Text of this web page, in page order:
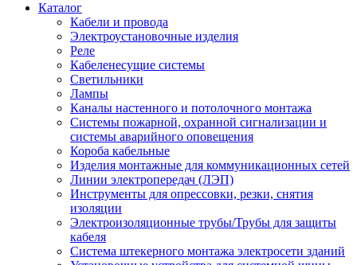
Каталог
Кабели и провода
Электроустановочные изделия
Реле
Кабеленесущие системы
Светильники
Лампы
Каналы настенного и потолочного монтажа
Системы пожарной, охранной сигнализации и
системы аварийного оповещения
Короба кабельные
Изделия монтажные для коммуникационных сетей
Линии электропередач (ЛЭП)
Инструменты для опрессовки, резки, снятия
изоляции
Электроизоляционные трубы/Трубы для защиты
кабеля
Система штекерного монтажа электросети зданий